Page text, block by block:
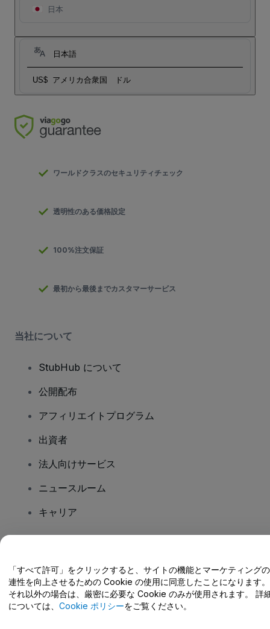
日本
日本語
US$ アメリカ合衆国 ドル
ワールドクラスのセキュリティチェック
透明性のある価格設定
100%注文保証
最初から最後までカスタマーサービス
当社について
StubHub について
公開配布
アフィリエイトプログラム
出資者
法人向けサービス
ニュースルーム
キャリア
ヘルプセンター / こちらまでご連絡下さい
「すべて許可」をクリックすると、サイトの機能とマーケティング
連性を向上させるための Cookie の使用に同意したことになります。
それ以外の場合は、厳密に必要な Cookie のみが使用されます。 詳
については、 Cookie ポリシーをご覧ください。